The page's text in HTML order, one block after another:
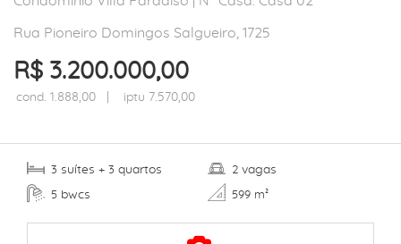
Rua Pioneiro Domingos Salgueiro, 1725
R$ 3.200.000,00
cond. 1.888,00 | iptu 7.570,00
3 suítes + 3 quartos
5 bwcs
2 vagas
599 m²